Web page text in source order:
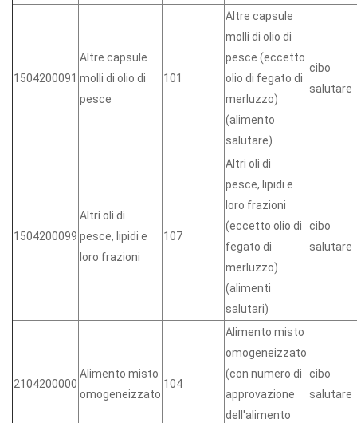
1504200091
Altre capsule
molli di olio di
pesce
101
Altre capsule
molli di olio di
pesce (eccetto
olio di fegato di
merluzzo)
(alimento
salutare)
cibo
salutare
1504200099
Altri oli di
pesce, lipidi e
loro frazioni
107
Altri oli di
pesce, lipidi e
loro frazioni
(eccetto olio di
fegato di
merluzzo)
(alimenti
salutari)
cibo
salutare
2104200000
Alimento misto
omogeneizzato
104
Alimento misto
omogeneizzato
(con numero di
approvazione
dell'alimento
cibo
salutare